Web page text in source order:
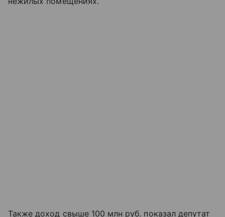
Также доход свыше 100 млн руб. показал депутат